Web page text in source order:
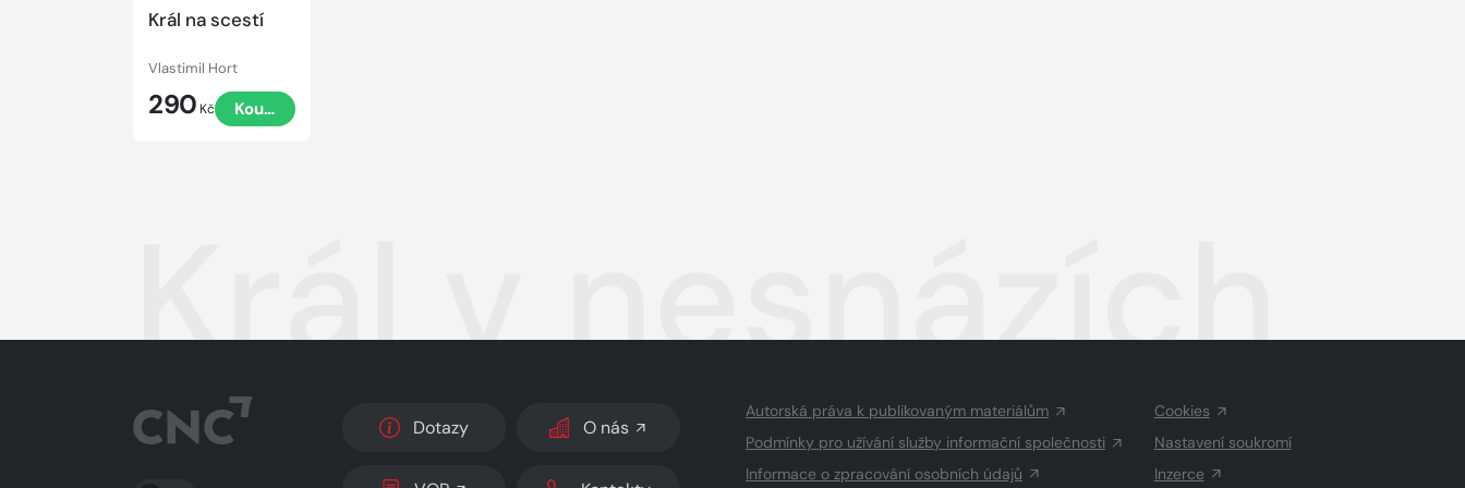
Král na scestí
Vlastimil Hort
290 Kč Koupit
Král v nesnázích
Dotazy O nás
Autorská práva k publikovaným materiálům
Podmínky pro užívání služby informační společnosti
Informace o zpracování osobních údajů
Cookies
Nastavení soukromí
Inzerce